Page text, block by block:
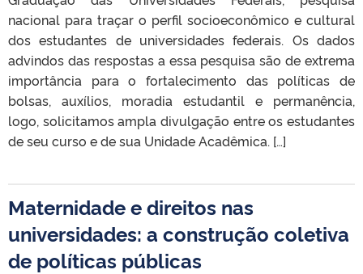
nacional para traçar o perfil socioeconômico e cultural
dos estudantes de universidades federais. Os dados
advindos das respostas a essa pesquisa são de extrema
importância para o fortalecimento das políticas de
bolsas, auxílios, moradia estudantil e permanência,
logo, solicitamos ampla divulgação entre os estudantes
de seu curso e de sua Unidade Acadêmica. […]
Maternidade e direitos nas
universidades: a construção coletiva
de políticas públicas